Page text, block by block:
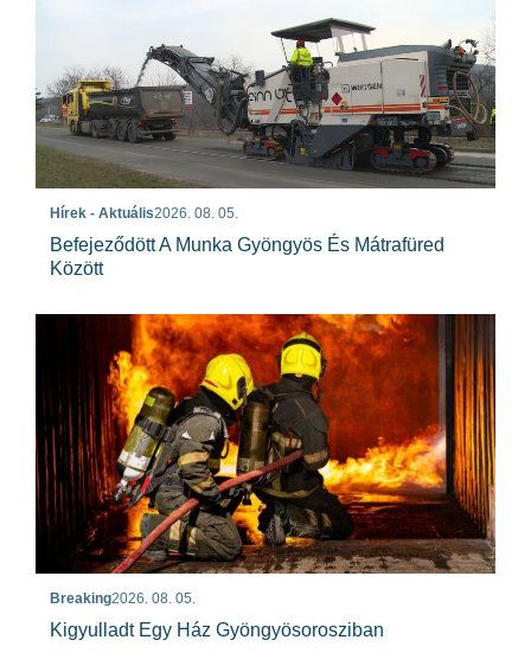
Hírek - Aktuális2026. 08. 05.
Befejeződött A Munka Gyöngyös És Mátrafüred
Között
Breaking2026. 08. 05.
Kigyulladt Egy Ház Gyöngyösorosziban